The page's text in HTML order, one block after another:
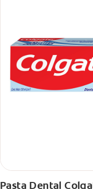
Pasta Dental